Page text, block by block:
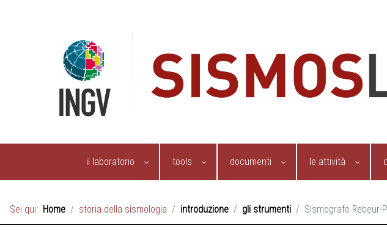
il laboratorio tools documenti le attività
Sei qui: Home storia della sismologia introduzione gli strumenti Sismografo Rebeur-